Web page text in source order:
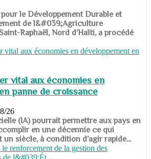
le Développement Durable et
de l&#039;Agriculture
Raphaël, Nord d’Haïti, a procédé
vital aux économies en
panne de croissance
26
(IA) pourrait permettre aux pays en
en une décennie ce qui
siècle, à condition d’agir rapide...